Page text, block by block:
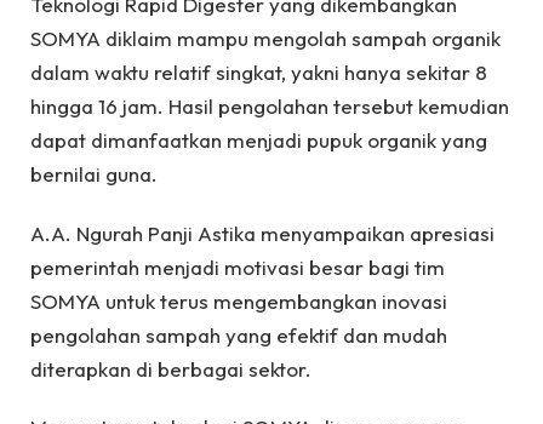
SOMYA diklaim mampu mengolah sampah organik
dalam waktu relatif singkat, yakni hanya sekitar 8
hingga 16 jam. Hasil pengolahan tersebut kemudian
dapat dimanfaatkan menjadi pupuk organik yang
bernilai guna.
A.A. Ngurah Panji Astika menyampaikan apresiasi
pemerintah menjadi motivasi besar bagi tim
SOMYA untuk terus mengembangkan inovasi
pengolahan sampah yang efektif dan mudah
diterapkan di berbagai sektor.